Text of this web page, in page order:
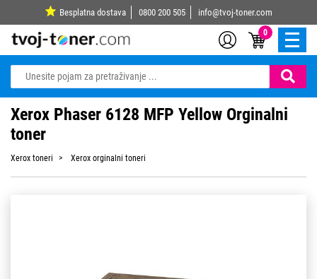
Besplatna dostava 0800 200 505 info@tvoj-toner.com
0
Xerox Phaser 6128 MFP Yellow Orginalni
toner
Xerox toneri Xerox orginalni toneri